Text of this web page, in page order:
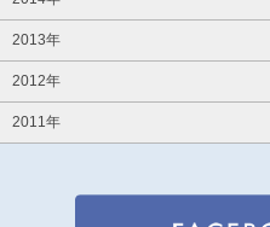
2013年
2012年
2011年